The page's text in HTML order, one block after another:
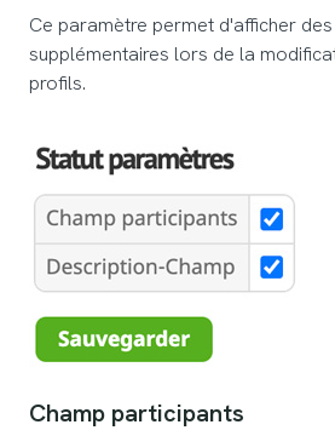
Ce paramètre permet d'afficher
supplémentaires lors de la
profils.
Champ participants